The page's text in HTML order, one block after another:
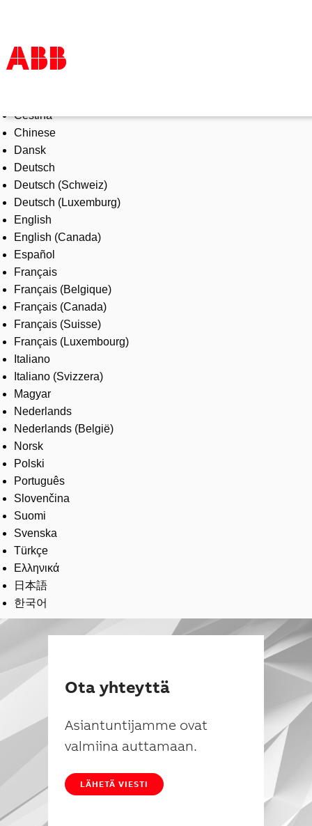
Tuotteet ja järjestelmät
Toimialat
Palvelut
ABB lyhyesti
Mistä ostaa
Ota yhteyttä
ABB-uralle
Čeština
Chinese
Dansk
Deutsch
Deutsch (Schweiz)
Deutsch (Luxemburg)
English
English (Canada)
Español
Français
Français (Belgique)
Français (Canada)
Français (Suisse)
Français (Luxembourg)
Italiano
Italiano (Svizzera)
Magyar
Nederlands
Nederlands (België)
Norsk
Polski
Português
Slovenčina
Suomi
Svenska
Türkçe
Ελληνικά
日本語
한국어
Ota yhteyttä
Asiantuntijamme ovat
valmiina auttamaan.
LÄHETÄ VIESTI